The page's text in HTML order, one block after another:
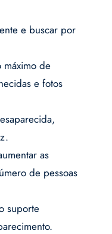
e buscar por
de
e fotos
as
de pessoas
suporte